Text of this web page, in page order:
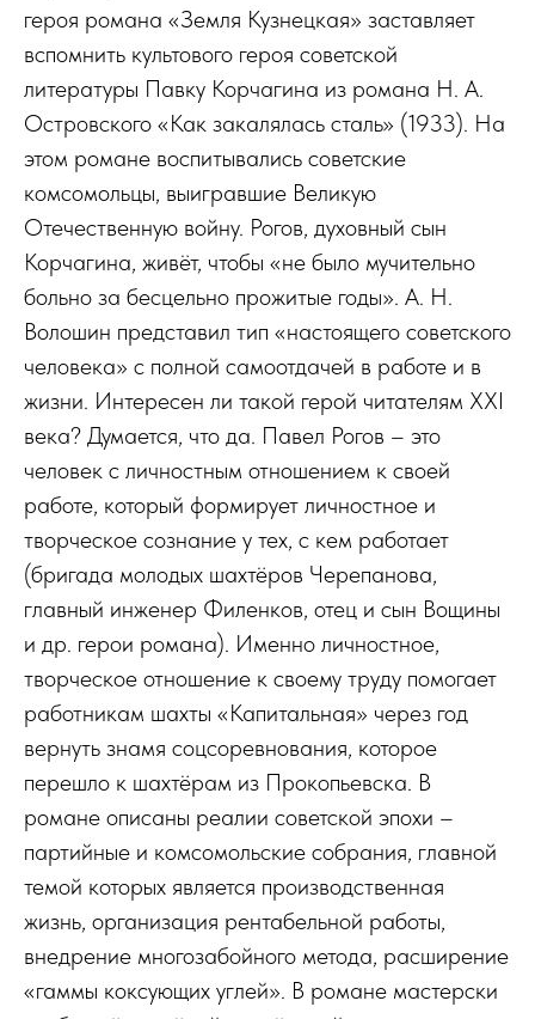
героя романа «Земля Кузнецкая» заставляет
вспомнить культового героя советской
литературы Павку Корчагина из романа Н. А.
Островского «Как закалялась сталь» (1933). На
этом романе воспитывались советские
комсомольцы, выигравшие Великую
Отечественную войну. Рогов, духовный сын
Корчагина, живёт, чтобы «не было мучительно
больно за бесцельно прожитые годы». А. Н.
Волошин представил тип «настоящего советского
человека» с полной самоотдачей в работе и в
жизни. Интересен ли такой герой читателям ХХI
века? Думается, что да. Павел Рогов – это
человек с личностным отношением к своей
работе, который формирует личностное и
творческое сознание у тех, с кем работает
(бригада молодых шахтёров Черепанова,
главный инженер Филенков, отец и сын Вощины
и др. герои романа). Именно личностное,
творческое отношение к своему труду помогает
работникам шахты «Капитальная» через год
вернуть знамя соцсоревнования, которое
перешло к шахтёрам из Прокопьевска. В
романе описаны реалии советской эпохи –
партийные и комсомольские собрания, главной
темой которых является производственная
жизнь, организация рентабельной работы,
внедрение многозабойного метода, расширение
«гаммы коксующих углей». В романе мастерски